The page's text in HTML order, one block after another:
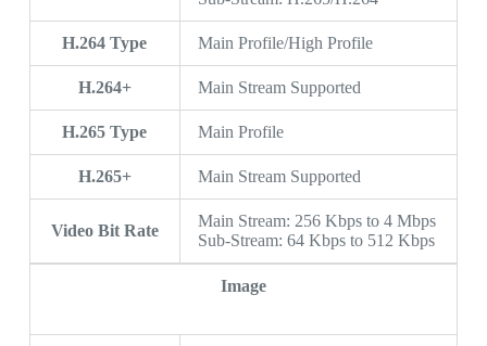
H.264 Type Main Profile/High Profile
H.264+ Main Stream Supported
H.265 Type Main Profile
H.265+ Main Stream Supported
Video Bit Rate
Main Stream: 256 Kbps to 4 Mbps
Sub-Stream: 64 Kbps to 512 Kbps
Image